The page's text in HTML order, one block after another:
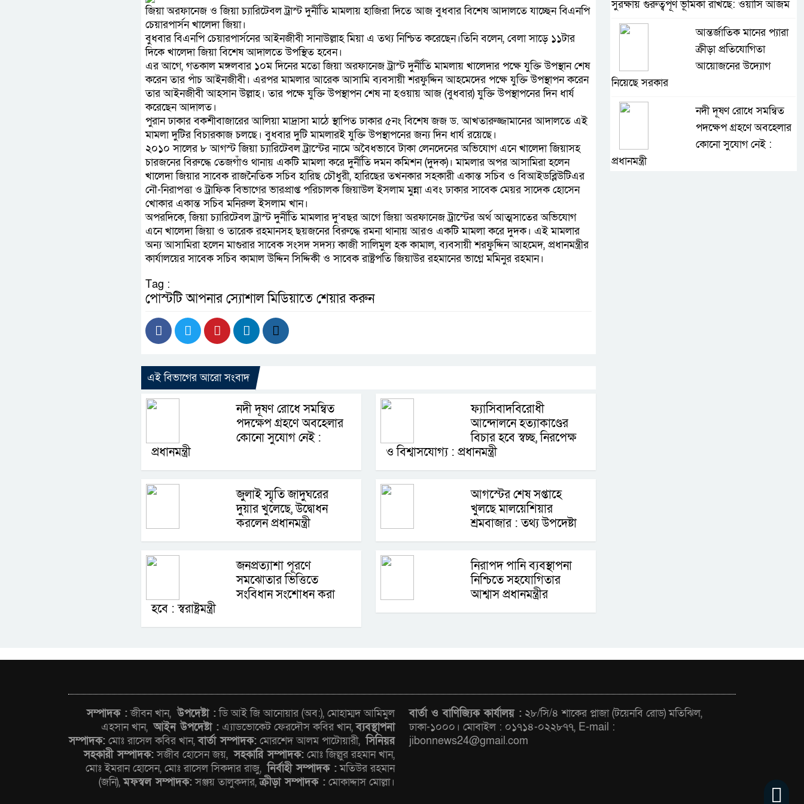
জিয়া অরফানেজ ও জিয়া চ্যারিটেবল ট্রাস্ট দুর্নীতি মামলায় হাজিরা দিতে আজ বুধবার বিশেষ আদালতে যাচ্ছেন বিএনপি
চেয়ারপার্সন খালেদা জিয়া।
বুধবার বিএনপি চেয়ারপার্সনের আইনজীবী সানাউল্লাহ মিয়া এ তথ্য নিশ্চিত করেছেন।তিনি বলেন, বেলা সাড়ে ১১টার
দিকে খালেদা জিয়া বিশেষ আদালতে উপস্থিত হবেন।
এর আগে, গতকাল মঙ্গলবার ১০ম দিনের মতো জিয়া অরফানেজ ট্রাস্ট দুর্নীতি মামলায় খালেদার পক্ষে যুক্তি উপস্থান শেষ
করেন তার পাঁচ আইনজীবী। এরপর মামলার আরেক আসামি ব্যবসায়ী শরফুদ্দিন আহমেদের পক্ষে যুক্তি উপস্থাপন করেন
তার আইনজীবী আহসান উল্লাহ। তার পক্ষে যুক্তি উপস্থাপন শেষ না হওয়ায় আজ (বুধবার) যুক্তি উপস্থাপনের দিন ধার্য
করেছেন আদালত।
পুরান ঢাকার বকশীবাজারের আলিয়া মাদ্রাসা মাঠে স্থাপিত ঢাকার ৫নং বিশেষ জজ ড. আখতারুজ্জামানের আদালতে এই
মামলা দুটির বিচারকাজ চলছে। বুধবার দুটি মামলারই যুক্তি উপস্থাপনের জন্য দিন ধার্য রয়েছে।
২০১০ সালের ৮ আগস্ট জিয়া চ্যারিটেবল ট্রাস্টের নামে অবৈধভাবে টাকা লেনদেনের অভিযোগ এনে খালেদা জিয়াসহ
চারজনের বিরুদ্ধে তেজগাঁও থানায় একটি মামলা করে দুর্নীতি দমন কমিশন (দুদক)। মামলার অপর আসামিরা হলেন
খালেদা জিয়ার সাবেক রাজনৈতিক সচিব হারিছ চৌধুরী, হারিছের তখনকার সহকারী একান্ত সচিব ও বিআইডব্লিউটিএর
নৌ-নিরাপত্তা ও ট্রাফিক বিভাগের ভারপ্রাপ্ত পরিচালক জিয়াউল ইসলাম মুন্না এবং ঢাকার সাবেক মেয়র সাদেক হোসেন
খোকার একান্ত সচিব মনিরুল ইসলাম খান।
অপরদিকে, জিয়া চ্যারিটেবল ট্রাস্ট দুর্নীতি মামলার দু’বছর আগে জিয়া অরফানেজ ট্রাস্টের অর্থ আত্মসাতের অভিযোগ
এনে খালেদা জিয়া ও তারেক রহমানসহ ছয়জনের বিরুদ্ধে রমনা থানায় আরও একটি মামলা করে দুদক। এই মামলার
অন্য আসামিরা হলেন মাগুরার সাবেক সংসদ সদস্য কাজী সালিমুল হক কামাল, ব্যবসায়ী শরফুদ্দিন আহমেদ, প্রধানমন্ত্রীর
কার্যালয়ের সাবেক সচিব কামাল উদ্দিন সিদ্দিকী ও সাবেক রাষ্ট্রপতি জিয়াউর রহমানের ভাগ্নে মমিনুর রহমান।
Tag :
পোস্টটি আপনার স্যোশাল মিডিয়াতে শেয়ার করুন
এই বিভাগের আরো সংবাদ
নদী দূষণ রোধে সমন্বিত
পদক্ষেপ গ্রহণে অবহেলার
কোনো সুযোগ নেই :
প্রধানমন্ত্রী
ফ্যাসিবাদবিরোধী
আন্দোলনে হত্যাকাণ্ডের
বিচার হবে স্বচ্ছ, নিরপেক্ষ
ও বিশ্বাসযোগ্য : প্রধানমন্ত্রী
জুলাই স্মৃতি জাদুঘরের
দুয়ার খুলেছে, উদ্বোধন
করলেন প্রধানমন্ত্রী
আগস্টের শেষ সপ্তাহে
খুলছে মালয়েশিয়ার
শ্রমবাজার : তথ্য উপদেষ্টা
জনপ্রত্যাশা পূরণে
সমঝোতার ভিত্তিতে
সংবিধান সংশোধন করা
হবে : স্বরাষ্ট্রমন্ত্রী
নিরাপদ পানি ব্যবস্থাপনা
নিশ্চিতে সহযোগিতার
আশ্বাস প্রধানমন্ত্রীর
সুরক্ষায় গুরুত্বপূর্ণ ভূমিকা রাখছে: ওয়াসি আজম
আন্তর্জাতিক মানের প্যারা
ক্রীড়া প্রতিযোগিতা
আয়োজনের উদ্যোগ
নিয়েছে সরকার
নদী দূষণ রোধে সমন্বিত
পদক্ষেপ গ্রহণে অবহেলার
কোনো সুযোগ নেই :
প্রধানমন্ত্রী
সম্পাদক :জীবন খান,উপদেষ্টা :ডি আই জি আনোয়ার (অব:), মোহাম্মদ আমিমুল
এহসান খান,আইন উপদেষ্টা : এ্যাডভোকেট ফেরদৌস কবির খান,ব্যবস্থাপনা
সম্পাদক: মোঃ রাসেল কবির খান,বার্তা সম্পাদক: মোরশেদ আলম পাটোয়ারী,সিনিয়র
সহকারী সম্পাদক:সজীব হোসেন জয়,সহকারি সম্পাদক: মোঃ জিল্লুর রহমান খান,
মোঃ ইমরান হোসেন, মোঃ রাসেল সিকদার রাজু,নির্বাহী সম্পাদক :মতিউর রহমান
(জনি),মফস্বল সম্পাদক:সঞ্জয় তালুকদার,ক্রীড়া সম্পাদক : মোকাদ্দাস মোল্লা।
বার্তা ও বাণিজ্যিক কার্যালয় : ২৮/সি/৪ শাকের প্লাজা (টয়েনবি রোড) মতিঝিল,
ঢাকা-১০০০। মোবাইল : ০১৭১৪-০২২৮৭৭, E-mail :
jibonnews24@gmail.com